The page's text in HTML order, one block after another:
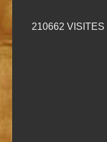
210662 VISITES